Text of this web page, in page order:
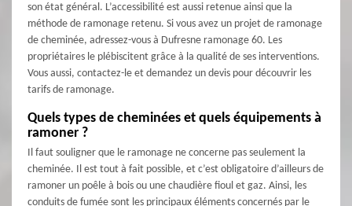
son état général. L’accessibilité est aussi retenue ainsi que la
méthode de ramonage retenu. Si vous avez un projet de ramonage
de cheminée, adressez-vous à Dufresne ramonage 60. Les
propriétaires le plébiscitent grâce à la qualité de ses interventions.
Vous aussi, contactez-le et demandez un devis pour découvrir les
tarifs de ramonage.
Quels types de cheminées et quels équipements à
ramoner ?
Il faut souligner que le ramonage ne concerne pas seulement la
cheminée. Il est tout à fait possible, et c’est obligatoire d’ailleurs de
ramoner un poêle à bois ou une chaudière fioul et gaz. Ainsi, les
conduits de fumée sont les principaux éléments concernés par le